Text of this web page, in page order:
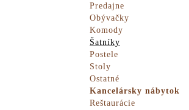
Predajne
Obývačky
Komody
Šatníky
Postele
Stoly
Ostatné
Kancelársky nábytok
Reštaurácie